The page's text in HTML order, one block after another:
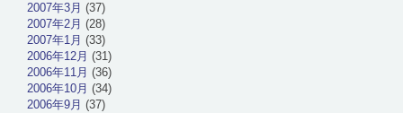
2007年3月 (37)
2007年2月 (28)
2007年1月 (33)
2006年12月 (31)
2006年11月 (36)
2006年10月 (34)
2006年9月 (37)